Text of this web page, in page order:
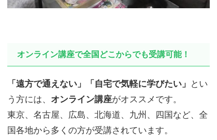
オンライン講座で全国どこからでも受講可能！
「遠方で通えない」「自宅で気軽に学びたい」
とい
う方には、 オンライン講座がオススメです。
東京、名古屋、広島、北海道、九州、四国など、全
国各地から多くの方が受講されています。